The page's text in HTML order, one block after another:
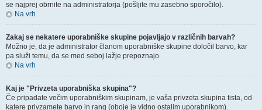
se najprej obrnite na administratorja (pošljite mu zasebno sporočilo).
Na vrh
Zakaj se nekatere uporabniške skupine pojavljajo v različnih barvah?
Možno je, da je administrator članom uporabniške skupine določil barvo, kar
pa služi temu, da se med seboj lažje prepoznajo.
Na vrh
Kaj je "Privzeta uporabniška skupina"?
Če pripadate večim uporabniškim skupinam, je vaša privzeta skupina tista, od
katere privzamete barvo in rang (oboje je vidno ostalim uporabnikom).